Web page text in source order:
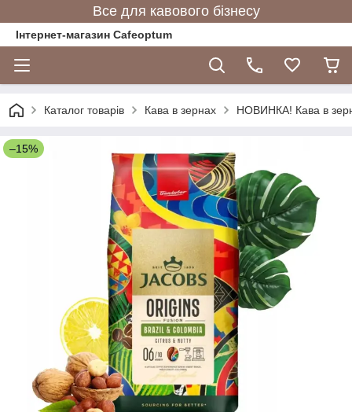
Все для кавового бізнесу
Інтернет-магазин Cafeoptum
Каталог товарів Кава в зернах НОВИНКА! Кава в
–15%